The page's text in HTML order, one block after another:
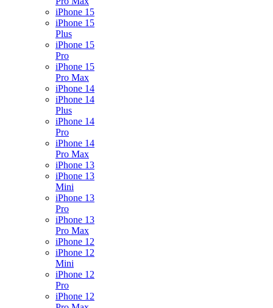
iPhone 15
iPhone 15
Plus
iPhone 15
Pro
iPhone 15
Pro Max
iPhone 14
iPhone 14
Plus
iPhone 14
Pro
iPhone 14
Pro Max
iPhone 13
iPhone 13
Mini
iPhone 13
Pro
iPhone 13
Pro Max
iPhone 12
iPhone 12
Mini
iPhone 12
Pro
iPhone 12